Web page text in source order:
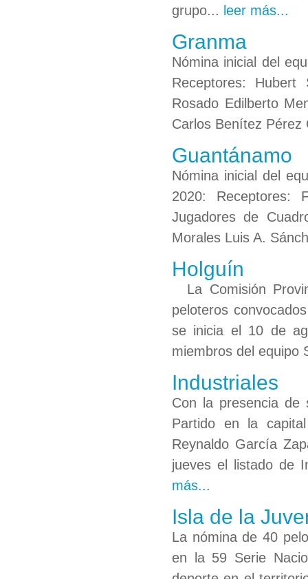
grupo... leer más...
Granma
Nómina inicial del
Receptores: Hubert
Rosado Edilberto
Carlos Benítez
Guantánamo
Nómina inicial del
2020: Receptores:
Jugadores de
Morales Luis A.
Holguín
La Comisión
peloteros
se inicia el 10 de
miembros del equipo
Industriales
Con la presencia de
Partido en la
Reynaldo García
jueves el listado de
más...
Isla de la
La nómina de 40
en la 59 Serie